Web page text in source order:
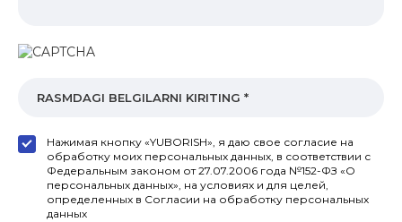
Нажимая кнопку «YUBORISH», я даю свое согласие на
обработку моих персональных данных, в соответствии с
Федеральным законом от 27.07.2006 года №152-ФЗ «О
персональных данных», на условиях и для целей,
определенных в Согласии на обработку персональных
данных